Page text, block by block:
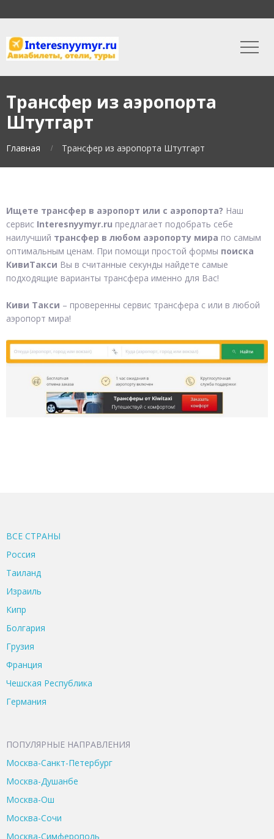
Трансфер из аэропорта
Штутгарт
Главная Трансфер из аэропорта Штутгарт
Ищете трансфер в аэропорт или с аэропорта? Наш
сервис Interesnyymyr.ru предлагает подобрать себе
наилучший трансфер в любом аэропорту мира по самым
оптимальным ценам. При помощи простой формы поиска
КивиТакси Вы в считанные секунды найдете самые
подходящие варианты трансфера именно для Вас!
Киви Такси – проверенны сервис трансфера с или в любой
аэропорт мира!
ВСЕ CТРАНЫ
Россия
Таиланд
Израиль
Кипр
Болгария
Грузия
Франция
Чешская Республика
Германия
ПОПУЛЯРНЫЕ НАПРАВЛЕНИЯ
Москва-Санкт-Петербург
Москва-Душанбе
Москва-Ош
Москва-Сочи
Москва-Симферополь